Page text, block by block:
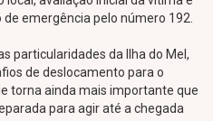
emergência pelo número 192.
particularidades da Ilha do Mel,
de deslocamento para o
torna ainda mais importante que
para agir até a chegada